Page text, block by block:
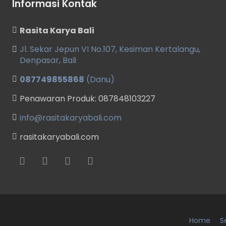
Informasi Kontak
Rasita Karya Bali
Jl. Sekar Jepun VI No.107, Kesiman Kertalangu,
Denpasar, Bali
087749855868 (Danu)
Penawaran Produk: 087848103227
info@rasitakaryabali.com
rasitakaryabali.com
Home